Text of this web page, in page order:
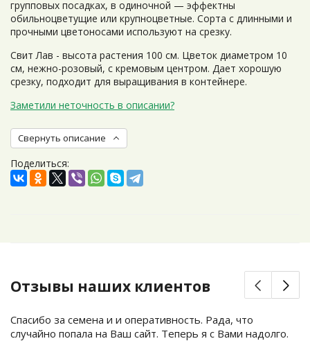
групповых посадках, в одиночной — эффектны
обильноцветущие или крупноцветные. Сорта с длинными и
прочными цветоносами используют на срезку.
Свит Лав - высота растения 100 см. Цветок диаметром 10
см, нежно-розовый, с кремовым центром. Дает хорошую
срезку, подходит для выращивания в контейнере.
Заметили неточность в описании?
Свернуть описание
Поделиться:
Отзывы наших клиентов
Спасибо за семена и и оперативность. Рада, что
случайно попала на Ваш сайт. Теперь я с Вами надолго.